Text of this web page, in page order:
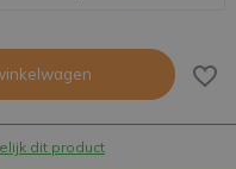
dit product